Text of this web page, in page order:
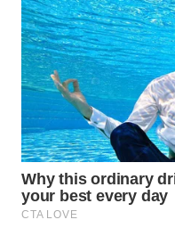
MALUT
WN
DAIRI
WN
DANAU
TOBA
WN